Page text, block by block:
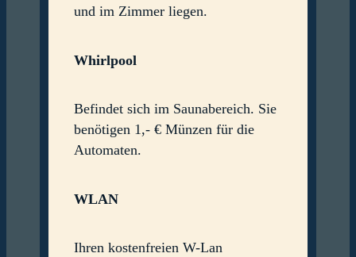
und im Zimmer liegen.
Whirlpool
Befindet sich im Saunabereich. Sie
benötigen 1,- € Münzen für die
Automaten.
WLAN
Ihren kostenfreien W-Lan